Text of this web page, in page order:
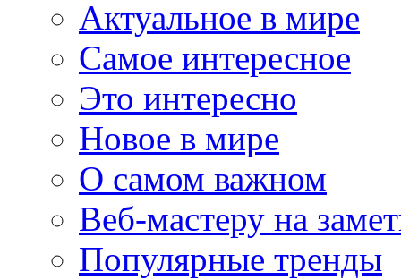
Актуальное в мире
Самое интересное
Это интересно
Новое в мире
О самом важном
Веб-мастеру на
Популярные тренды